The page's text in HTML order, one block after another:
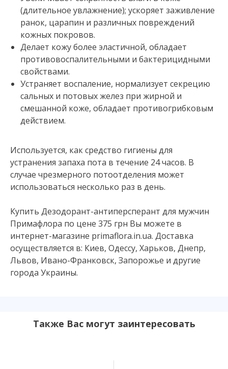
(длительное увлажнение); ускоряет заживление
ранок, царапин и различных повреждений
кожных покровов.
Делает кожу более эластичной, обладает
противовоспалительными и бактерицидными
свойствами.
Устраняет воспаление, нормализует секрецию
сальных и потовых желез при жирной и
смешанной коже, обладает противогрибковым
действием.
Используется, как средство гигиены для
устранения запаха пота в течение 24 часов. В
случае чрезмерного потоотделения может
использоваться несколько раз в день.
Купить Дезодорант-антиперсперант для мужчин
Примафлора по цене 375 грн Вы можете в
интернет-магазине primaflora.in.ua. Доставка
осуществляется в: Киев, Одессу, Харьков, Днепр,
Львов, Ивано-Франковск, Запорожье и другие
города Украины.
Также Вас могут заинтересовать